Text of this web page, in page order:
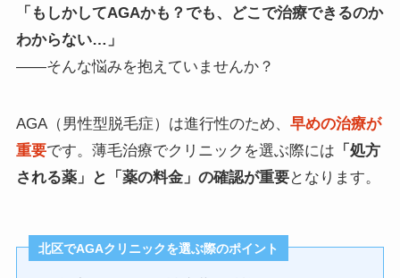
「もしかしてAGAかも？でも、どこで治療できるのか
わからない…」
――そんな悩みを抱えていませんか？
AGA（男性型脱毛症）は進行性のため、 早めの治療が
重要です。薄毛治療でクリニックを選ぶ際には 「処方
される薬」と「薬の料金」の確認が重要となります。
北区でAGAクリニックを選ぶ際のポイント